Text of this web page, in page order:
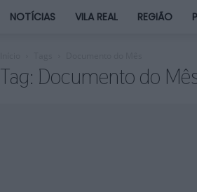
NOTÍCIAS VILA REAL REGIÃO
Tag: Documento do